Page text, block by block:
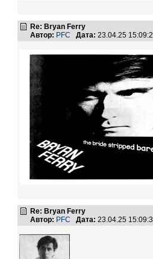
Re: Bryan Ferry
Автор: PFC Дата: 23.04.25
Re: Bryan Ferry
Автор: PFC Дата: 23.04.25